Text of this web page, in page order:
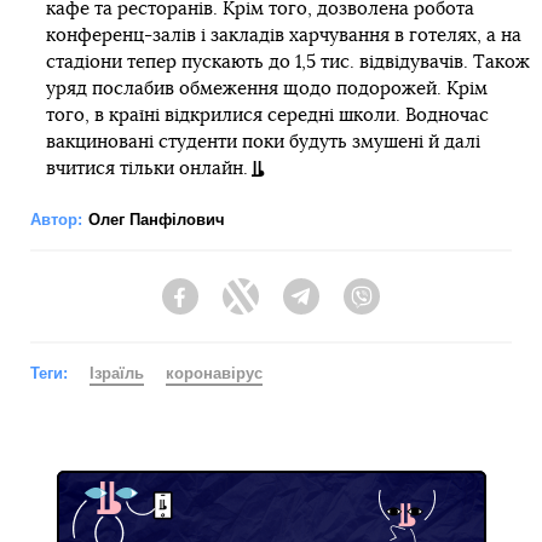
кафе та ресторанів. Крім того, дозволена робота
конференц-залів і закладів харчування в готелях, а на
стадіони тепер пускають до 1,5 тис. відвідувачів. Також
уряд послабив обмеження щодо подорожей. Крім
того, в країні відкрилися середні школи. Водночас
вакциновані студенти поки будуть змушені й далі
вчитися тільки онлайн.
Автор: Олег Панфілович
FacebookTwitter Telegram
Теги: Ізраїль коронавірус